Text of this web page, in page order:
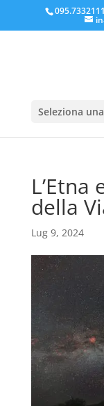
095.7332111
Seleziona
della
Lug 9, 2024